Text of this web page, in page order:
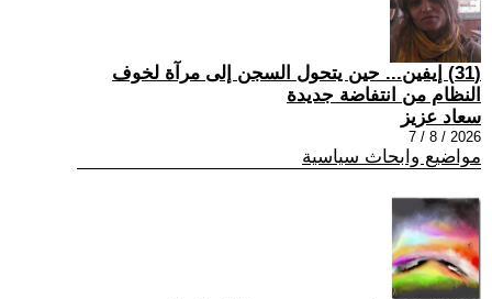
(31) إيفين... حين يتحول السجن إلى مرآة لخوف
النظام من انتفاضة جديدة
سعاد عزيز
2026 / 8 / 7
مواضيع وابحاث سياسية